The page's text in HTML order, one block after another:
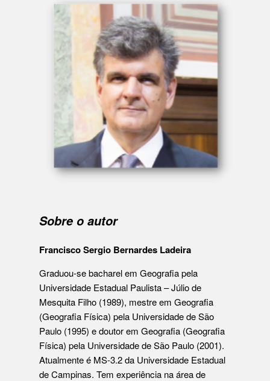
Sobre o autor
Francisco Sergio Bernardes Ladeira
Graduou-se bacharel em Geografia pela
Universidade Estadual Paulista – Júlio de
Mesquita Filho (1989), mestre em Geografia
(Geografia Física) pela Universidade de São
Paulo (1995) e doutor em Geografia (Geografia
Física) pela Universidade de São Paulo (2001).
Atualmente é MS-3.2 da Universidade Estadual
de Campinas. Tem experiência na área de